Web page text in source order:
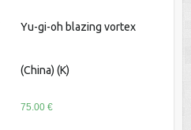
Yu-gi-oh blazing vortex
(China) (K)
75.00 €